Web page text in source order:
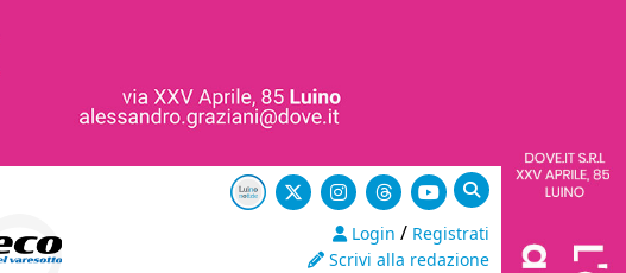
Login / Registrati
Scrivi alla redazione